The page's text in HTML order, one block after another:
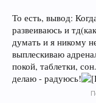
То есть, вывод:
развеиваюсь и
думать и я никому
выплескиваю
покой, таблетки,
делаю - радуюсь!